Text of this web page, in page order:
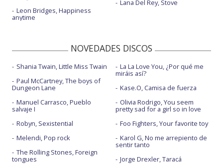
Leon Bridges, Happiness
anytime
Lana Del Rey, Stove
NOVEDADES DISCOS
Shania Twain, Little Miss Twain
Paul McCartney, The boys of
Dungeon Lane
Manuel Carrasco, Pueblo
salvaje I
Robyn, Sexistential
Melendi, Pop rock
The Rolling Stones, Foreign
tongues
La La Love You, ¿Por qué me
miráis así?
Kase.O, Camisa de fuerza
Olivia Rodrigo, You seem
pretty sad for a girl so in love
Foo Fighters, Your favorite toy
Karol G, No me arrepiento de
sentir tanto
Jorge Drexler, Taracá